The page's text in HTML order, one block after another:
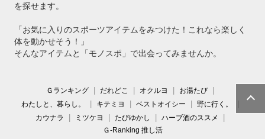
を探せます。
「お気に入りのスポーツアイテムをみつけた！これなら楽しく
体を動かせそう！」
そんなアイテムと「モノスポ」で出会ってみませんか。
Ｇランキング だれどこ オクルヨ
お湯たび
わたしと、暮らし。
キテミヨ ベストオイシー
野に行く。
カウナラ
ミツケヨ たびゆかし
ハーブ酒のススメ
Ｇ-Ranking 推し活